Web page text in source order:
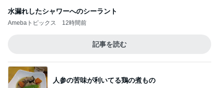
水漏れしたシャワーへのシーラント
Amebaトピックス 12時間前
記事を読む
人参の苦味が利いてる鶏の煮もの